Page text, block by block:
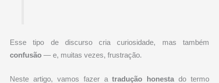
Esse tipo de discurso cria curiosidade, mas também
confusão — e, muitas vezes, frustração.
Neste artigo, vamos fazer atradução honesta do termo